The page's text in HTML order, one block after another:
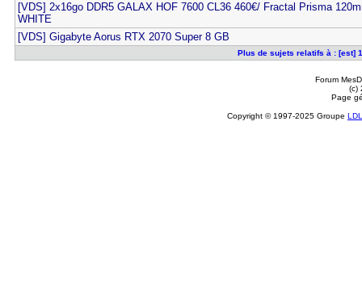
[VDS] 2x16go DDR5 GALAX HOF 7600 CL36 460€/ Fractal Prisma
WHITE
[VDS] Gigabyte Aorus RTX 2070 Super 8 GB
Plus de sujets relatifs à : [est]
Forum
(c)
Page
Copyright © 1997-2025 Groupe